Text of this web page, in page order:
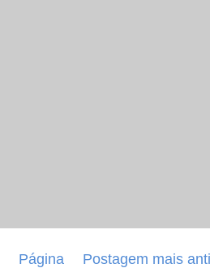
Postagem mais
Página